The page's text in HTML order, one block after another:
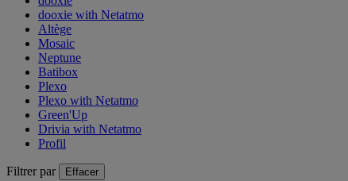
dooxie with Netatmo
Altège
Mosaic
Neptune
Batibox
Plexo
Plexo with Netatmo
Green'Up
Drivia with Netatmo
Profil
Filtrer par Effacer